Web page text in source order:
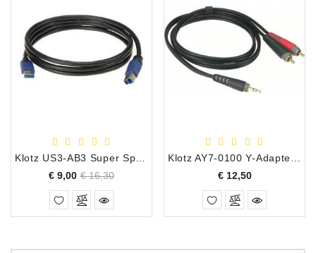
€ 9,00 Normale
prijs
€ 16,30Prijs
€ 12,50Prijs